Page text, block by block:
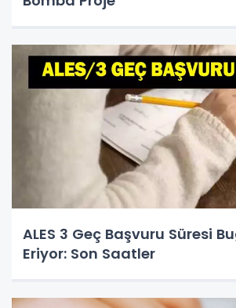
ALES 3 Geç Başvuru Süresi
Eriyor: Son Saatler